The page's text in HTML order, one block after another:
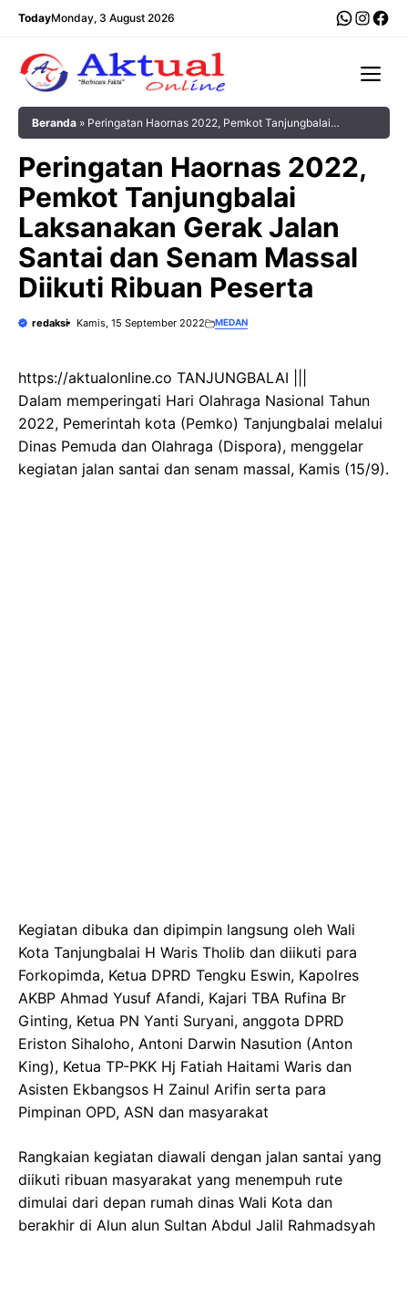
Langsung
TodayMonday, 3 August 2026
Beranda » Peringatan Haornas 2022, Pemkot Tanjungbalai
Peserta
Peringatan Haornas 2022,
Pemkot Tanjungbalai
Laksanakan Gerak Jalan
Santai dan Senam Massal
Diikuti Ribuan Peserta
redaksi Kamis, 15 September 2022 MEDAN
https://aktualonline.co TANJUNGBALAI |||
Dalam memperingati Hari Olahraga Nasional Tahun
2022, Pemerintah kota (Pemko) Tanjungbalai melalui
Dinas Pemuda dan Olahraga (Dispora), menggelar
kegiatan jalan santai dan senam massal, Kamis (15/9).
Kegiatan dibuka dan dipimpin langsung oleh Wali
Kota Tanjungbalai H Waris Tholib dan diikuti para
Forkopimda, Ketua DPRD Tengku Eswin, Kapolres
AKBP Ahmad Yusuf Afandi, Kajari TBA Rufina Br
Ginting, Ketua PN Yanti Suryani, anggota DPRD
Eriston Sihaloho, Antoni Darwin Nasution (Anton
King), Ketua TP-PKK Hj Fatiah Haitami Waris dan
Asisten Ekbangsos H Zainul Arifin serta para
Pimpinan OPD, ASN dan masyarakat
Rangkaian kegiatan diawali dengan jalan santai yang
diikuti ribuan masyarakat yang menempuh rute
dimulai dari depan rumah dinas Wali Kota dan
berakhir di Alun alun Sultan Abdul Jalil Rahmadsyah